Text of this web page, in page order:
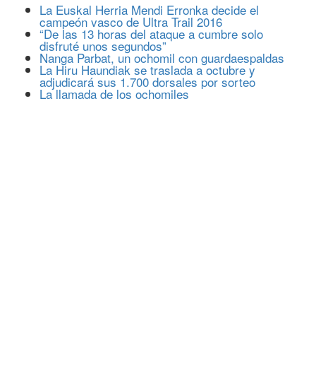
La Euskal Herria Mendi Erronka decide el
campeón vasco de Ultra Trail 2016
“De las 13 horas del ataque a cumbre solo
disfruté unos segundos”
Nanga Parbat, un ochomil con guardaespaldas
La Hiru Haundiak se traslada a octubre y
adjudicará sus 1.700 dorsales por sorteo
La llamada de los ochomiles